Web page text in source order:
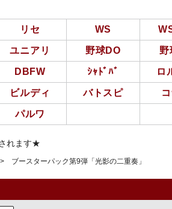
リセ WS
ユニアリ 野球DO 野
DBFW ｼｬﾄﾞﾊﾞ ロ
ビルディ バトスピ
パルワ
れます★
ブースターパック第9弾「光影の二重奏」